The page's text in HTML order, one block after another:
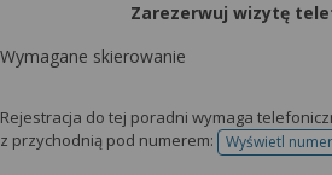
Zarezerwuj wizytę
Wymagane skierowanie
Rejestracja do tej poradni wymaga
z przychodnią pod numerem:
Wyświetl numer